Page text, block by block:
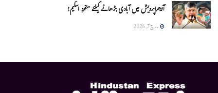
آندھراپردیش میں آبادی بڑھانے کیلئے منفرد اسکیم!
مارچ 7, 2026